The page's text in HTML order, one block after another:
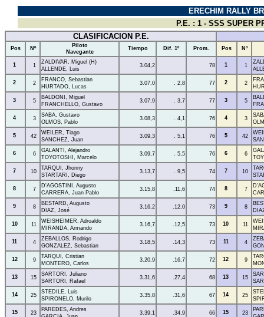
ERECHIM RALLY
P.E. : 1 - SSS SUPER
CLASIFICACION P.E.
Pos Nº
Piloto
Navegante
Tiempo Dif. 1º Prom. Pos Nº
1 1
ZALDIVAR, Miguel (H)
ALLENDE, Luis
3.04,2 78 1 1
2 2
FRANCO, Sebastian
HURTADO, Lucas
3.07,0 . 2,8 77 2 2
3 5
BALDONI, Miguel
FRANCHELLO, Gustavo
3.07,9 . 3,7 77 3 5
4 3
SABA, Gustavo
OLMOS, Pablo
3.08,3 . 4,1 76 4 3
5 42
WEILER, Tiago
SANCHEZ, Juan
3.09,3 . 5,1 76 5 42
6 6
GALANTI, Alejandro
TOYOTOSHI, Marcelo
3.09,7 . 5,5 76 6 6
7 10
TARQUI, Jhonny
STARTARI, Diego
3.13,7 . 9,5 74 7 10
8 7
D'AGOSTINI, Augusto
CARRERA, Juan Pablo
3.15,8 .11,6 74 8 7
9 8
BESTARD, Augusto
DIAZ, José
3.16,2 .12,0 73 9 8
10 11
WEISHEIMER, Adroaldo
MIRANDA, Armando
3.16,7 .12,5 73 10 11
11 4
ZEBALLOS, Rodrigo
GONZALEZ, Sebastian
3.18,5 .14,3 73 11 4
12 9
TARQUI, Cristian
MONTERO, Carlos
3.20,9 .16,7 72 12 9
13 15
SARTORI, Juliano
SARTORI, Rafael
3.31,6 .27,4 68 13 15
14 25
STEDILE, Luis
SPIRONELO, Murilo
3.35,8 .31,6 67 14 25
15 23
PAREDES, Andres
3.39,1 .34,9 66 15 23